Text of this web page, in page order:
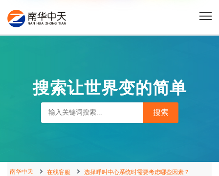
搜索让世界变的简单
南华中天 在线客服 选择呼叫中心系统时需要考虑哪些因素？